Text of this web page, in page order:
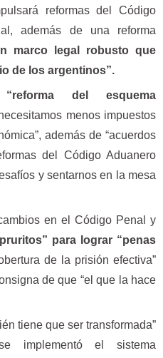
reformas del Código
además de una reforma
marco legal robusto que
de los argentinos”.
“reforma del esquema
menos impuestos
además de “acuerdos
del Código Aduanero
y sentarnos en la mesa
en el Código Penal y
para lograr “penas
de la prisión efectiva”
de que “el que la hace
tiene que ser transformada”
implementó el sistema